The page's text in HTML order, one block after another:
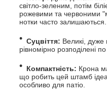
світло-зеленим, потім
рожевими та червоними
нотки часто залишаються.
Суцвіття: Великі, дуже
рівномірно розподілені по
Компактність: Крона
що робить цей штамб
особливо для патіо.